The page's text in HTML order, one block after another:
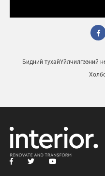
Бидний тухайҮйлчилгээний